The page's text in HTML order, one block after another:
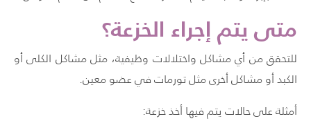
متى يتم إجراء الخزعة؟
للتحقق من أي مشاكل واختلالات وظيفية، مثل مشاكل الكلى أو
الكبد أو مشاكل أخرى مثل تورمات في عضو معين.
أمثلة على حالات يتم فيها أخذ خزعة: